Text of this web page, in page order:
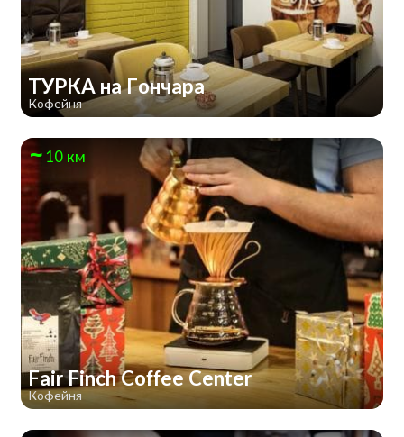
ТУРКА на Гончара
Кофейня
10 км
Fair Finch Coffee Center
Кофейня